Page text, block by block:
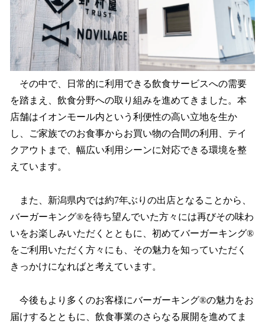
その中で、日常的に利用できる飲食サービスへの需要
を踏まえ、飲食分野への取り組みを進めてきました。本
店舗はイオンモール内という利便性の高い立地を生か
し、ご家族でのお食事からお買い物の合間の利用、テイ
クアウトまで、幅広い利用シーンに対応できる環境を整
えています。
また、新潟県内では約7年ぶりの出店となることから、
バーガーキング®を待ち望んでいた方々には再びその味わ
いをお楽しみいただくとともに、初めてバーガーキング®
をご利用いただく方々にも、その魅力を知っていただく
きっかけになればと考えています。
今後もより多くのお客様にバーガーキング®の魅力をお
届けするとともに、飲食事業のさらなる展開を進めてま